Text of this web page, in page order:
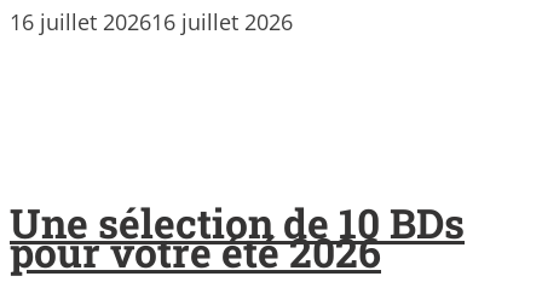
16 juillet 202616 juillet 2026
Une sélection de 10 BDs
pour votre été 2026